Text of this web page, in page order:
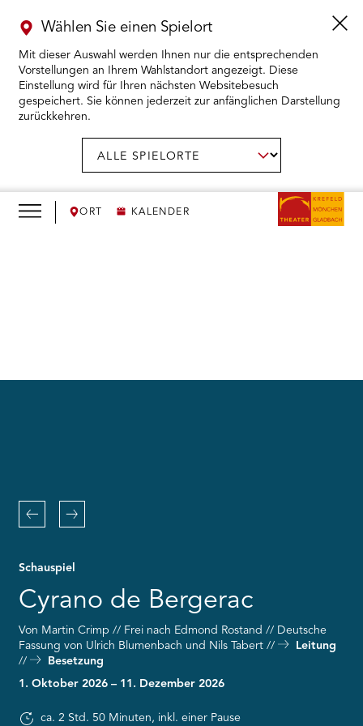
ORT KALENDER
Wählen Sie einen Spielort
Mit dieser Auswahl werden Ihnen nur die entsprechenden
Vorstellungen an Ihrem Wahlstandort angezeigt. Diese
Einstellung wird für Ihren nächsten Websitebesuch
gespeichert. Sie können jederzeit zur anfänglichen Darstellung
zurückkehren.
KARTENKAUF ÖFFNEN
WIR ÖFFNEN
Schauspiel
Cyrano de Bergerac
Von Martin Crimp // Frei nach Edmond Rostand // Deutsche
Fassung von Ulrich Blumenbach und Nils Tabert
Leitung
Besetzung
1. Oktober 2026 – 11. Dezember 2026
ca. 2 Std. 50 Minuten, inkl. einer Pause
to
load
trackers
that
are
disclosed
to
the
visitor.
website
Zurück Weiter